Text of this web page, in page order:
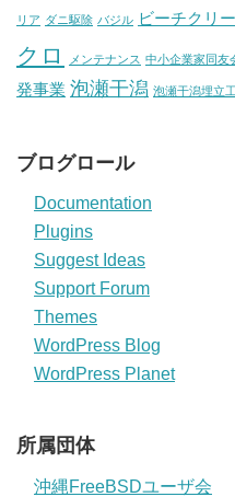
リア ダニ駆除 バジル ビーチクリ
クロ
メンテナンス 中小企業家同友
発事業 泡瀬干潟 泡瀬干潟埋立
ブログロール
Documentation
Plugins
Suggest Ideas
Support Forum
Themes
WordPress Blog
WordPress Planet
所属団体
沖縄FreeBSDユーザ会